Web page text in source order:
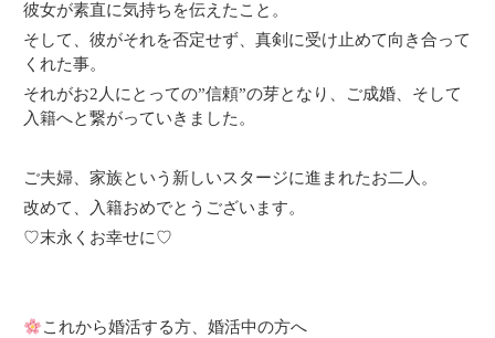
彼女が素直に気持ちを伝えたこと。
そして、彼がそれを否定せず、真剣に受け止めて向き合って
くれた事。
それがお2人にとっての”信頼”の芽となり、ご成婚、そして
入籍へと繋がっていきました。
ご夫婦、家族という新しいスタージに進まれたお二人。
改めて、入籍おめでとうございます。
♡末永くお幸せに♡
これから婚活する方、婚活中の方へ